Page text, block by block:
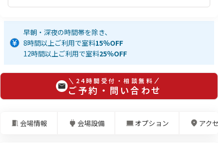
早朝・深夜の時間帯を除き、
8時間以上ご利用で室料15％OFF
12時間以上ご利用で室料25％OFF
24時間受付・相談無料
ご予約・問い合わせ
会場情報 会場設備 オプション アク